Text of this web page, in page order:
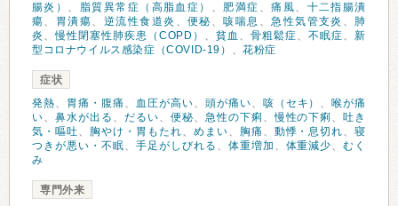
腸炎） 、 脂質異常症（高脂血症） 、 肥満症 、痛風、 十二指腸潰
瘍、 胃潰瘍、 逆流性食道炎 、 便秘 、咳喘息 、急性気管支炎 、 肺
炎 、慢性閉塞性肺疾患（COPD） 、貧血 、骨粗鬆症、不眠症、新
型コロナウイルス感染症（COVID-19） 、花粉症
症状
発熱、 胃痛・腹痛 、 血圧が高い、 頭が痛い、 咳（セキ） 、喉が痛
い、 鼻水が出る 、 だるい、 便秘、 急性の下痢 、慢性の下痢 、吐き
気・嘔吐、 胸やけ・胃もたれ、 めまい、 胸痛 、 動悸・息切れ、寝
つきが悪い・不眠、 手足がしびれる 、 体重増加 、 体重減少、むく
み
専門外来